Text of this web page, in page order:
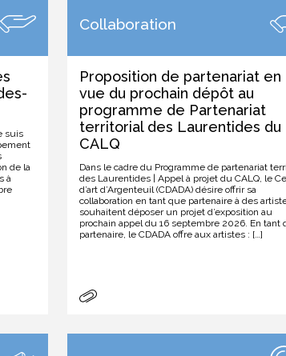
suis
de la
à
Collaboration
Proposition de partenariat en
vue du prochain dépôt au
programme de Partenariat
territorial des Laurentides du
CALQ
Dans le cadre du Programme de partenariat
des Laurentides | Appel à projet du CALQ, le
d’art d’Argenteuil (CDADA) désire offrir sa
collaboration en tant que partenaire à des
souhaitent déposer un projet d’exposition au
prochain appel du 16 septembre 2026. En tant
partenaire, le CDADA offre aux artistes : […]